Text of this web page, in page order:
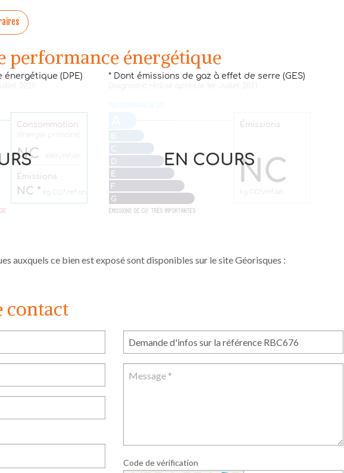
performance énergétique
auxquels ce bien est exposé sont disponibles sur le site Géorisques :
contact
Code de vérification